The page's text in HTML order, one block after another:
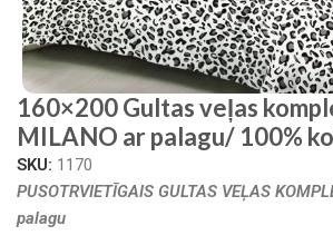
160×200 Gultas veļas
MILANO ar palagu/ 100%
SKU: 1170
PUSOTRVIETĪGAIS GULTAS VEĻAS
palagu